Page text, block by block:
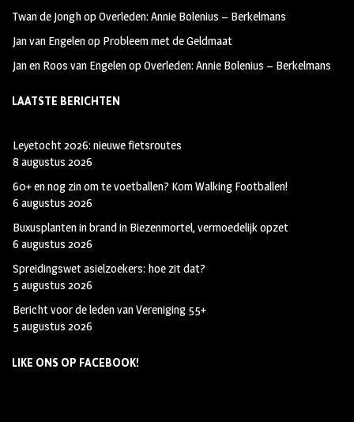
Twan de JonghopOverleden: Annie Bolenius – Berkelmans
Jan van Engelenop Probleem met de Geldmaat
Jan en Roos van EngelenopOverleden: Annie Bolenius – Berkelmans
LAATSTE BERICHTEN
Leyetocht 2026: nieuwe fietsroutes
8 augustus 2026
60+ en nog zin om te voetballen? Kom Walking Footballen!
6 augustus 2026
Buxusplanten in brand in Biezenmortel, vermoedelijk opzet
6 augustus 2026
Spreidingswet asielzoekers: hoe zit dat?
5 augustus 2026
Bericht voor de leden van Vereniging 55+
5 augustus 2026
LIKE ONS OP FACEBOOK!